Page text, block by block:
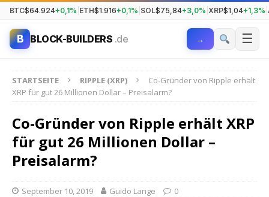
BTC$64.924+0,1% ETH$1.916+0,1% SOL$75,84+3,0% XRP$1,04+1,3%
B BLOCK-BUILDERS .de → ☰
STARTSEITE RIPPLE (XRP)
Co-Gründer von Ripple erhält
XRP für gut 26 Millionen Dollar – Preisalarm?
Co-Gründer von Ripple erhält XRP
für gut 26 Millionen Dollar –
Preisalarm?
September 10, 2019 Guido Lange 0